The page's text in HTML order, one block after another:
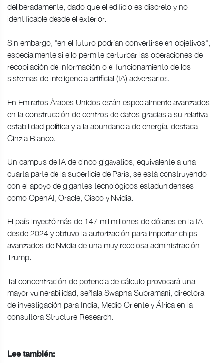
deliberadamente, dado que el edificio es discreto y no
identificable desde el exterior.
Sin embargo, "en el futuro podrían convertirse en objetivos",
especialmente si ello permite perturbar las operaciones de
recopilación de información o el funcionamiento de los
sistemas de inteligencia artificial (IA) adversarios.
En Emiratos Árabes Unidos están especialmente avanzados
en la construcción de centros de datos gracias a su relativa
estabilidad política y a la abundancia de energía, destaca
Cinzia Bianco.
Un campus de IA de cinco gigavatios, equivalente a una
cuarta parte de la superficie de París, se está construyendo
con el apoyo de gigantes tecnológicos estadunidenses
como OpenAI, Oracle, Cisco y Nvidia.
El país inyectó más de 147 mil millones de dólares en la IA
desde 2024 y obtuvo la autorización para importar chips
avanzados de Nvidia de una muy recelosa administración
Trump.
Tal concentración de potencia de cálculo provocará una
mayor vulnerabilidad, señala Swapna Subramani, directora
de investigación para India, Medio Oriente y África en la
consultora Structure Research.
Lee también: